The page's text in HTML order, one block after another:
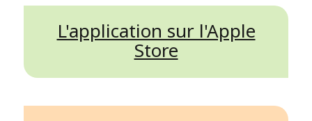
L'application sur l'Apple
Store